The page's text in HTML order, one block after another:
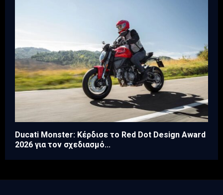
Ducati Monster: Κέρδισε το Red Dot Design Award
2026 για τον σχεδιασμό...